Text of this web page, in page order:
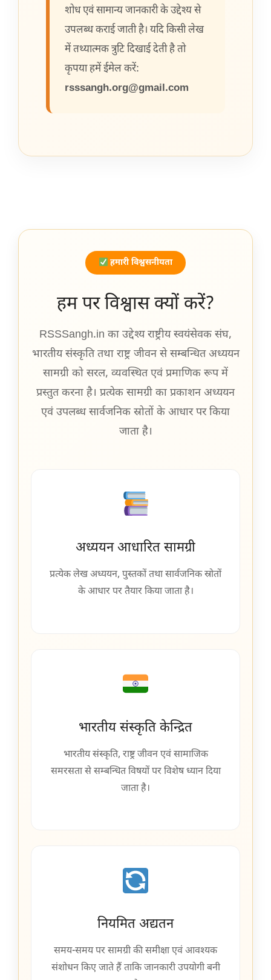
शोध एवं सामान्य जानकारी के उद्देश्य से
उपलब्ध कराई जाती है। यदि किसी लेख
में तथ्यात्मक त्रुटि दिखाई देती है तो
कृपया हमें ईमेल करें:
rsssangh.org@gmail.com
हमारी विश्वसनीयता
हम पर विश्वास क्यों करें?
RSSSangh.in का उद्देश्य राष्ट्रीय स्वयंसेवक संघ,
भारतीय संस्कृति तथा राष्ट्र जीवन से सम्बन्धित अध्ययन
सामग्री को सरल, व्यवस्थित एवं प्रमाणिक रूप में
प्रस्तुत करना है। प्रत्येक सामग्री का प्रकाशन अध्ययन
एवं उपलब्ध सार्वजनिक स्रोतों के आधार पर किया
जाता है।
अध्ययन आधारित सामग्री
प्रत्येक लेख अध्ययन, पुस्तकों तथा सार्वजनिक स्रोतों
के आधार पर तैयार किया जाता है।
भारतीय संस्कृति केन्द्रित
भारतीय संस्कृति, राष्ट्र जीवन एवं सामाजिक
समरसता से सम्बन्धित विषयों पर विशेष ध्यान दिया
जाता है।
नियमित अद्यतन
समय-समय पर सामग्री की समीक्षा एवं आवश्यक
संशोधन किए जाते हैं ताकि जानकारी उपयोगी बनी